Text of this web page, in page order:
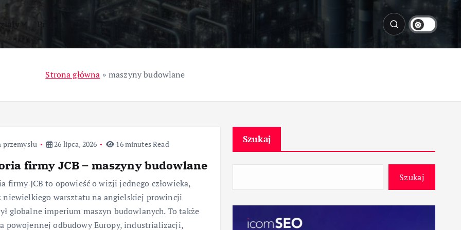
Przemysł
Strona główna » maszyny budowlane
26 lipca, 2026 16 minutes Read
firmy JCB – maszyny budowlane
firmy JCB to opowieść o wizji jednego człowieka,
niewielkiego warsztatu na angielskiej prowincji
globalne imperium maszyn budowlanych. To także
powojennej odbudowy Europy, industrializacji,
Szukaj
Szukaj